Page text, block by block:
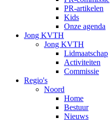
PR-artikelen
Kids
Onze agenda
Jong KVTH
Jong KVTH
Lidmaatschap
Activiteiten
Commissie
Regio's
Noord
Home
Bestuur
Nieuws